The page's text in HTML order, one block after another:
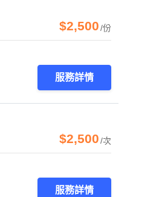
$2,500/份
服務詳情
$2,500/次
服務詳情